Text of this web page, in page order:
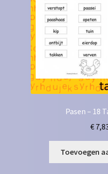
Pasen – 18
€
Toevoegen